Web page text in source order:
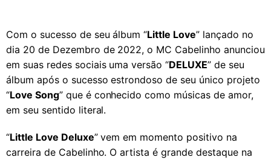
Com o sucesso de seu álbum “Little Love” lançado no
dia 20 de Dezembro de 2022, o MC Cabelinho anunciou
em suas redes sociais uma versão “DELUXE” de seu
álbum após o sucesso estrondoso de seu único projeto
“Love Song” que é conhecido como músicas de amor,
em seu sentido literal.
“Little Love Deluxe” vem em momento positivo na
carreira de Cabelinho. O artista é grande destaque na